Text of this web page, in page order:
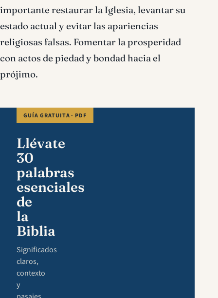
importante restaurar la Iglesia, levantar su
estado actual y evitar las apariencias
religiosas falsas. Fomentar la prosperidad
con actos de piedad y bondad hacia el
prójimo.
GUÍA GRATUITA · PDF
Llévate
30
palabras
esenciales
de
la
Biblia
Significados
claros,
contexto
y